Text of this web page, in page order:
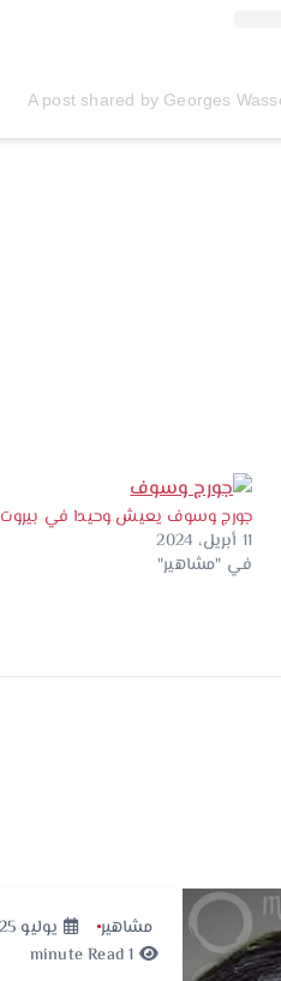
A post shared by Georges
جورج وسوف يعيش وحيدا في بيروت
11 أبريل، 2024
في "مشاهير"
مشاهير يوليو 25, 2026